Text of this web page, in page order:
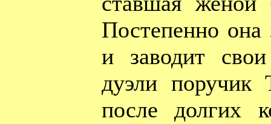
Постепенно она
и заводит
дуэли поручик
после долгих